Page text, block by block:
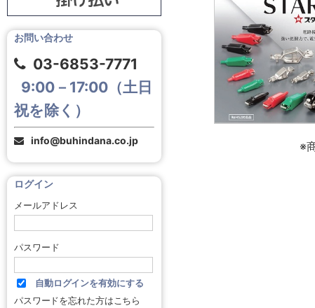
お問い合わせ
03-6853-7771
9:00－17:00（土日
祝を除く）
info@buhindana.co.jp
ログイン
メールアドレス
パスワード
自動ログインを有効にする
パスワードを忘れた方はこちら
※